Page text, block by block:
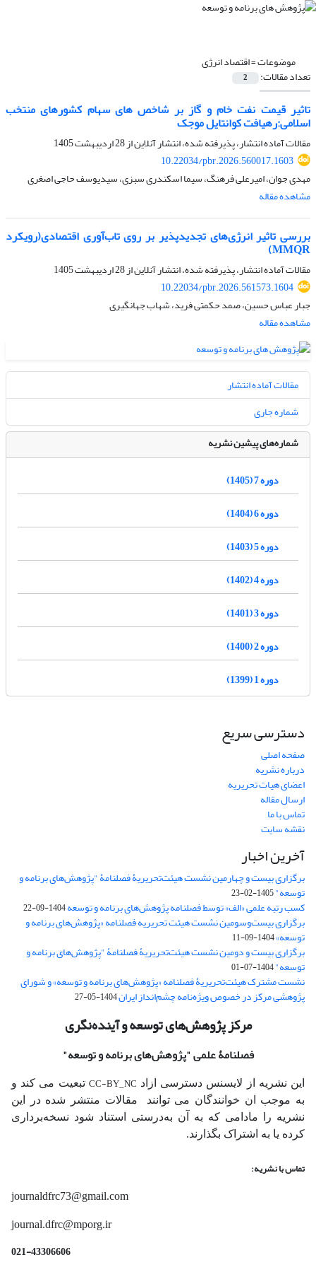
موضوعات =اقتصاد انرژی
تعداد مقالات: 2
تاثیر قیمت نفت خام و گاز بر شاخص های سهام کشورهای منتخب
اسلامی:رهیافت کوانتایل موجک
مقالات آماده انتشار، پذیرفته شده، انتشار آنلاین از28 اردیبهشت 1405
10.22034/pbr.2026.560017.1603
مهدی جوان، امیرعلی فرهنگ، سیما اسکندری سبزی، سیدیوسف حاجی اصغری
مشاهده مقاله
بررسی تاثیر انرژی‌های تجدیدپذیر بر روی تاب‌آوری اقتصادی(رویکرد
MMQR)
مقالات آماده انتشار، پذیرفته شده، انتشار آنلاین از28 اردیبهشت 1405
10.22034/pbr.2026.561573.1604
جبار عباس حسین، صمد حکمتی فرید، شهاب جهانگیری
مشاهده مقاله
مقالات آماده انتشار
شماره جاری
شماره‌های پیشین نشریه
دوره 7 (1405)
دوره 6 (1404)
دوره 5 (1403)
دوره 4 (1402)
دوره 3 (1401)
دوره 2 (1400)
دوره 1 (1399)
دسترسی سریع
صفحه اصلی
درباره نشریه
اعضای هیات تحریریه
ارسال مقاله
تماس با ما
نقشه سایت
آخرین اخبار
برگزاری بیست و چهارمین نشست هیئت‌تحریریۀ فصلنامۀ "پژوهش‌های برنامه و
توسعه"1405-02-23
کسب رتبه علمی «الف» توسط فصلنامه پژوهش‌های برنامه و توسعه1404-09-22
برگزاری بیست‌وسومین نشست هیئت‌ تحریریه فصلنامه «پژوهش‌های برنامه و
توسعه»1404-09-11
برگزاری بیست و دومین نشست هیئت‌تحریریۀ فصلنامۀ "پژوهش‌های برنامه و
توسعه"1404-07-01
نشست مشترک هیئت‌تحریریۀ فصلنامه «پژوهش‌های برنامه و توسعه» و شورای
پژوهشی مرکز در خصوص ویژه‌نامه چشم‌انداز ایران1404-05-27
مرکز پژوهش‌های توسعه و آینده‌نگری
فصلنامۀ علمی"پژوهش‌های برنامه و توسعه"
این نشریه از لایسنس دسترسی ازاد CC-BY_NC تبعیت می کند و
به موجب ان خوانندگان می توانند مقالات منتشر شده در این
نشریه را مادامی که به آن‌ به‌درستی استناد شود نسخه‌برداری
کرده یا به اشتراک بگذارند.
تماس با نشریه:
journaldfrc73@gmail.com
journal.dfrc@mporg.ir
021-43306606